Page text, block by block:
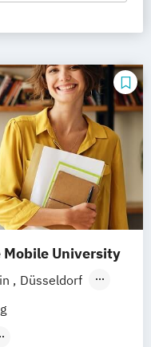
Mobile University
Düsseldorf